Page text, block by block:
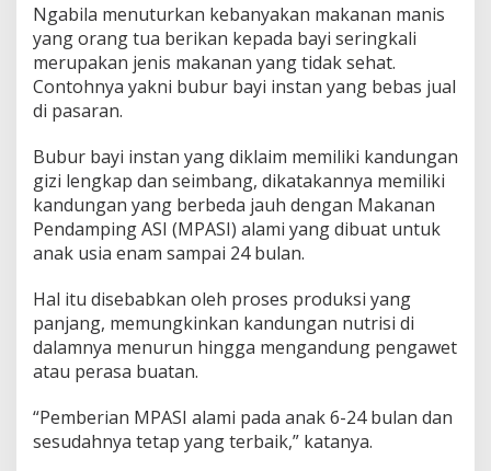
Ngabila menuturkan kebanyakan makanan manis
yang orang tua berikan kepada bayi seringkali
merupakan jenis makanan yang tidak sehat.
Contohnya yakni bubur bayi instan yang bebas jual
di pasaran.
Bubur bayi instan yang diklaim memiliki kandungan
gizi lengkap dan seimbang, dikatakannya memiliki
kandungan yang berbeda jauh dengan Makanan
Pendamping ASI (MPASI) alami yang dibuat untuk
anak usia enam sampai 24 bulan.
Hal itu disebabkan oleh proses produksi yang
panjang, memungkinkan kandungan nutrisi di
dalamnya menurun hingga mengandung pengawet
atau perasa buatan.
“Pemberian MPASI alami pada anak 6-24 bulan dan
sesudahnya tetap yang terbaik,” katanya.